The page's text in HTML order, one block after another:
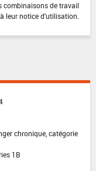
combinaisons de travail
leur notice d'utilisation.
chronique, catégorie
1B